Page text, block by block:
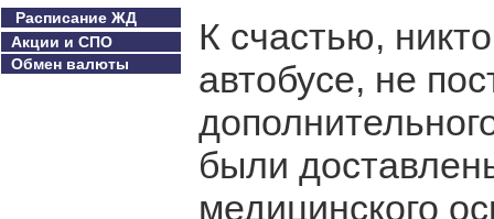
Расписание ЖД
Акции и СПО
Обмен валюты
К счастью,
автобусе, не
были
медицинского